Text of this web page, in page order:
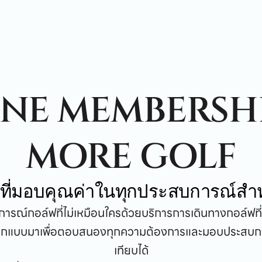
MORE GOLF
มอบคุณค่าในทุกประสบการณ์ส
รณ์กอล์ฟที่ไม่เหมือนใครด้วยบริการการเดินทางกอล์ฟ
แบบมาเพื่อตอบสนองทุกความต้องการและมอบประสบ
เทียบได้